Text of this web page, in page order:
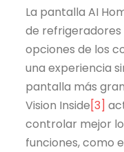
La pantalla AI
de refrigeradores
opciones de los
una experiencia
pantalla más
Vision Inside[3]
controlar mejor
funciones, como